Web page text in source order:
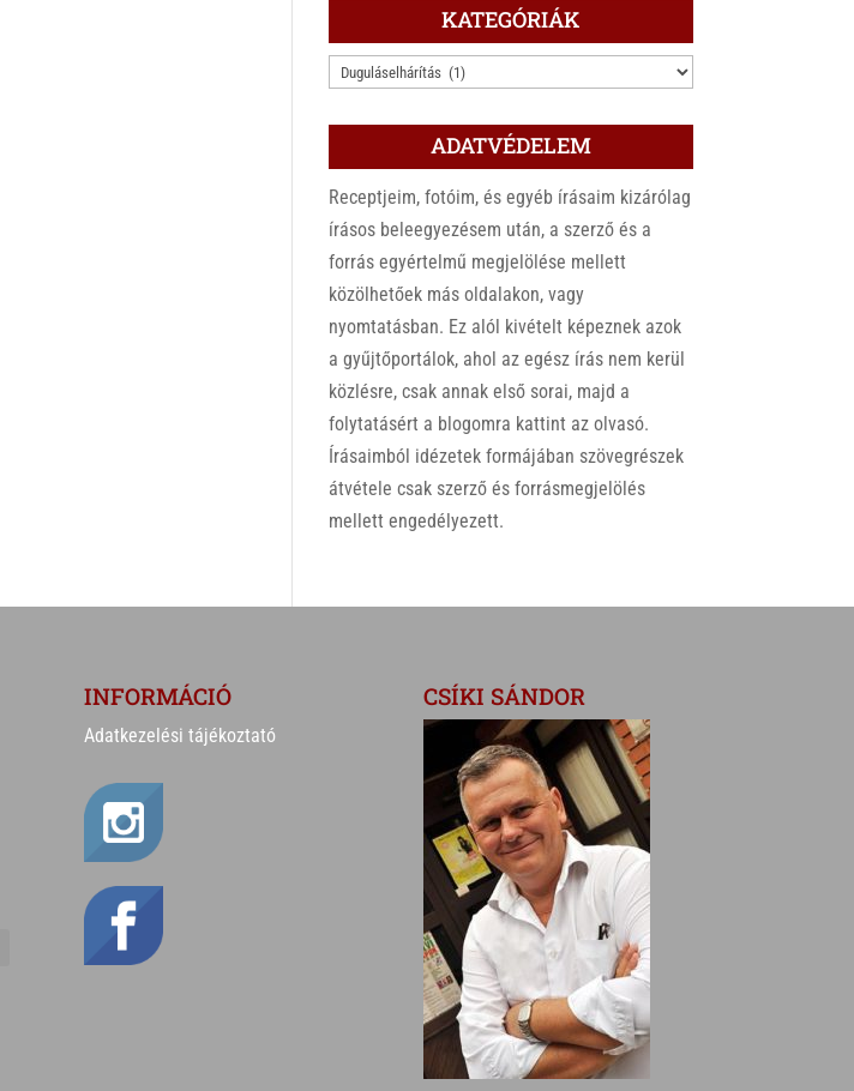
KATEGÓRIÁK
KATEGÓRIÁK
ADATVÉDELEM
Receptjeim, fotóim, és egyéb írásaim kizárólag
írásos beleegyezésem után, a szerző és a
forrás egyértelmű megjelölése mellett
közölhetőek más oldalakon, vagy
nyomtatásban. Ez alól kivételt képeznek azok
a gyűjtőportálok, ahol az egész írás nem kerül
közlésre, csak annak első sorai, majd a
folytatásért a blogomra kattint az olvasó.
Írásaimból idézetek formájában szövegrészek
átvétele csak szerző és forrásmegjelölés
mellett engedélyezett.
INFORMÁCIÓ
Adatkezelési tájékoztató
CSÍKI SÁNDOR